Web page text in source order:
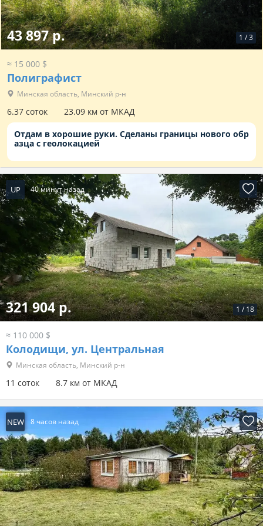
1 /3
43 897 р.
≈ 15 000 $
Полиграфист
Минская область, Минский р-н
6.37 соток
23.09 км от МКАД
Отдам в хорошие руки. Сделаны границы нового обр
азца с геолокацией
UP 40 минут назад
1 / 18
321 904 р.
≈ 110 000 $
Колодищи, ул. Центральная
Минская область, Минский р-н
11 соток 8.7 км от МКАД
NEW 8 часов назад